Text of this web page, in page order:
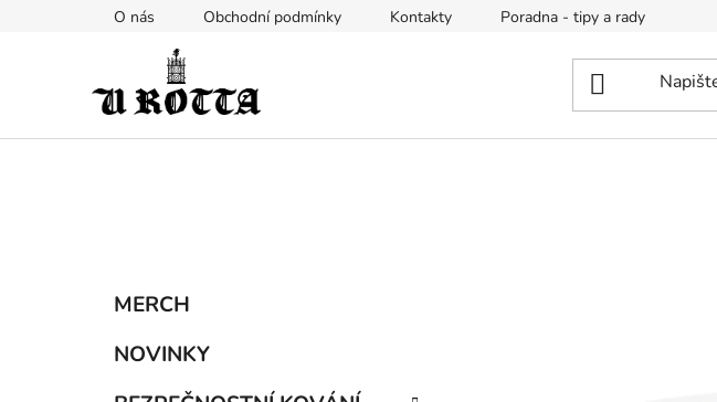
O nás Obchodní podmínky Kontakty Poradna - tipy a rady
Přeskočit
kategorie
MERCH
NOVINKY